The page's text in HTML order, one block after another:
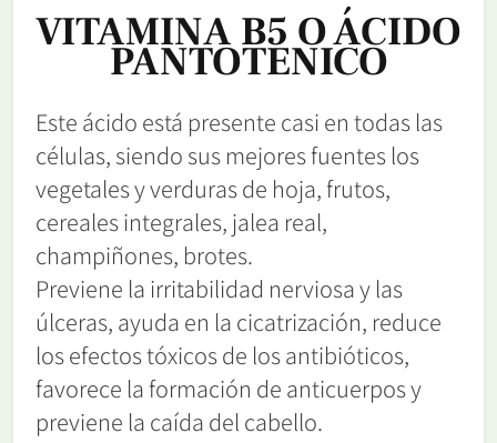
VITAMINA B5 O ÁCIDO
PANTOTENICO
Este ácido está presente casi en todas las
células, siendo sus mejores fuentes los
vegetales y verduras de hoja, frutos,
cereales integrales, jalea real,
champiñones, brotes.
Previene la irritabilidad nerviosa y las
úlceras, ayuda en la cicatrización, reduce
los efectos tóxicos de los antibióticos,
favorece la formación de anticuerpos y
previene la caída del cabello.